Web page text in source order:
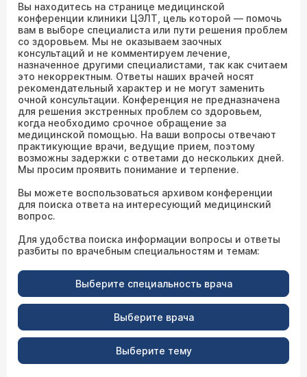
Вы находитесь на странице медицинской
конференции клиники ЦЭЛТ, цель которой — помочь
вам в выборе специалиста или пути решения проблем
со здоровьем. Мы не оказываем заочных
консультаций и не комментируем лечение,
назначенное другими специалистами, так как считаем
это некорректным. Ответы наших врачей носят
рекомендательный характер и не могут заменить
очной консультации. Конференция не предназначена
для решения экстренных проблем со здоровьем,
когда необходимо срочное обращение за
медицинской помощью. На ваши вопросы отвечают
практикующие врачи, ведущие прием, поэтому
возможны задержки с ответами до нескольких дней.
Мы просим проявить понимание и терпение.
Вы можете воспользоваться архивом конференции
для поиска ответа на интересующий медицинский
вопрос.
Для удобства поиска информации вопросы и ответы
разбиты по врачебным специальностям и темам:
Выберите специальность врача
Выберите врача
Выберите тему